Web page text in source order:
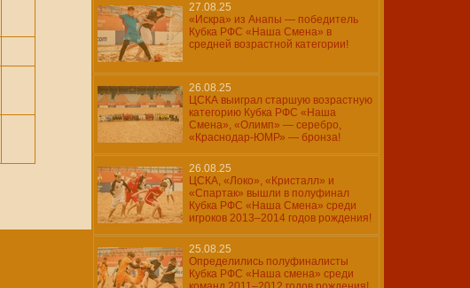
27.08.25
«Искра» из Анапы — победитель
Кубка РФС «Наша Смена» в
средней возрастной категории!
26.08.25
ЦСКА выиграл старшую возрастную
категорию Кубка РФС «Наша
Смена», «Олимп» — серебро,
«Краснодар-ЮМР» — бронза!
26.08.25
ЦСКА, «Локо», «Кристалл» и
«Спартак» вышли в полуфинал
Кубка РФС «Наша Смена» среди
игроков 2013–2014 годов рождения!
25.08.25
Определились полуфиналисты
Кубка РФС «Наша смена» среди